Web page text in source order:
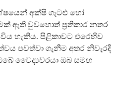
අක්ෂි ගැටළු හෝ
ඇති වුවහොත් ප්‍රතිකාර නතර
හැකිය. පිළිකාවට එරෙහිව
පවත්වා ගැනීම අතර නිවැරදි
වෛද්‍යවරයා ඔබ සමඟ